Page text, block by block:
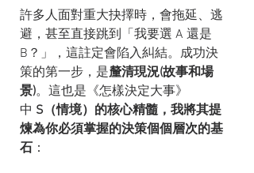
許多人面對重大抉擇時，會拖延、逃
避，甚至直接跳到「我要選 A 還是
B？」，這註定會陷入糾結。成功決
策的第一步，是釐清現況(故事和場
景)。這也是《怎樣決定大事》
中 S（情境）的核心精髓，我將其提
煉為你必須掌握的決策個個層次的基
石 ：